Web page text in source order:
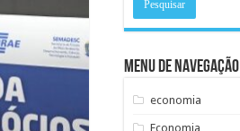
Menu de Navegação
economia
Economia